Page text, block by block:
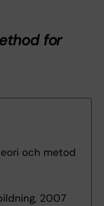
for
och metod
2007